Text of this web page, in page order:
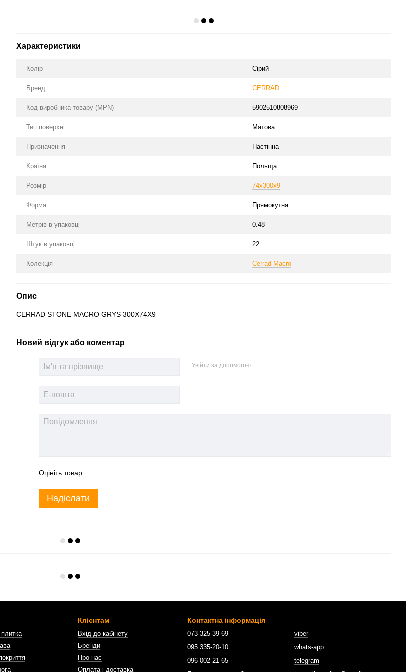
Характеристики
Колір Сірий
Бренд CERRAD
Код виробника товару (MPN) 5902510808969
Тип поверхні Матова
Призначення Настінна
Країна Польща
Розмір 74x300x9
Форма Прямокутна
Метрів в упаковці 0.48
Штук в упаковці 22
Колекція Cerrad-Macro
Опис
CERRAD STONE MACRO GRYS 300X74X9
Новий відгук або коментар
Увійти за допомогою
Оцініть товар
Надіслати
плитка
Клієнтам
Вхід до кабінету
Бренди
Про нас
Оплата і доставка
Контактна інформація
073 325-39-69
095 335-20-10
096 002-21-65
viber
whats-app
telegram